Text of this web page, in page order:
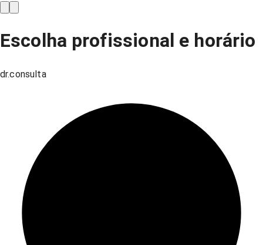
Escolha profissional e horário
dr.consulta